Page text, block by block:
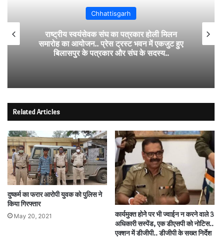
Chhattisgarh
राष्ट्रीय स्वयंसेवक संघ का पत्रकार होली मिलन
समारोह का आयोजन.. प्रेस ट्रस्ट भवन में एकजुट हुए
बिलासपुर के पत्रकार और संघ के सदस्य..
Related Articles
दुष्कर्म का फरार आरोपी युवक को पुलिस ने
किया गिरफ्तार
May 20, 2021
कार्यमुक्त होनेे पर भी ज्वाईन न करने वाले 3
अधिकारी सस्पेंड, एक डीएसपी को नोटिस..
एक्शन में डीजीपी.. डीजीपी के सख्त निर्देश